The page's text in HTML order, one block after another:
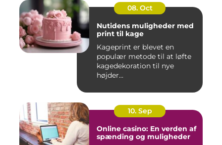
08. Oct
Nutidens muligheder med
print til kage
Kageprint er blevet en
populær metode til at løfte
kagedekoration til nye
højder...
10. Sep
Online casino: En verden af
spænding og muligheder